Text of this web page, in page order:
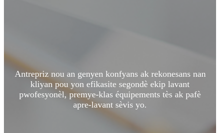
Antrepriz nou an genyen konfyans ak rekonesans nan
kliyan pou yon efikasite segondè ekip lavant
pwofesyonèl, premye-klas équipements tès ak pafè
apre-lavant sèvis yo.